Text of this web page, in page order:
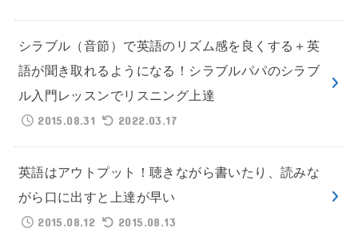
シラブル（音節）で英語のリズム感を良くする＋英
語が聞き取れるようになる！シラブルパパのシラブ
ル入門レッスンでリスニング上達
2015.08.31
2022.03.17
英語はアウトプット！聴きながら書いたり、読みな
がら口に出すと上達が早い
2015.08.12
2015.08.13